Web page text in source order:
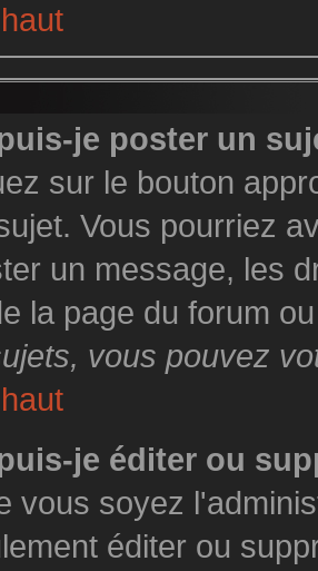
je poster un
sur le bouton
Vous pourriez
un message, les
la page du forum
vous pouvez
je éditer ou
vous soyez
éditer ou